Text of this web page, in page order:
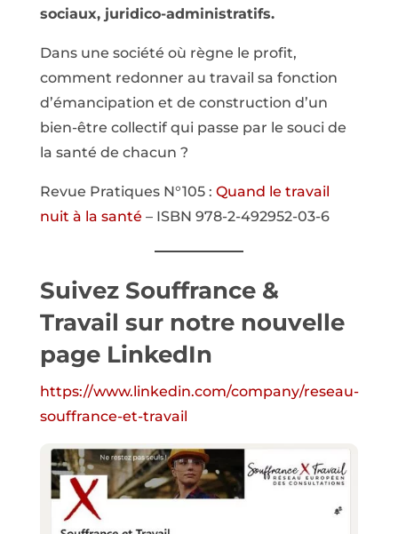
sociaux, juridico-administratifs.
Dans une société où règne le profit,
comment redonner au travail sa fonction
d’émancipation et de construction d’un
bien-être collectif qui passe par le souci de
la santé de chacun ?
Revue Pratiques N°105 : Quand le travail
nuit à la santé – ISBN 978-2-492952-03-6
Suivez Souffrance &
Travail sur notre nouvelle
page LinkedIn
https://www.linkedin.com/company/reseau-
souffrance-et-travail